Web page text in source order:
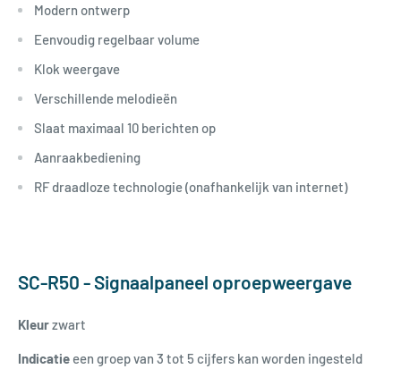
Modern ontwerp
Eenvoudig regelbaar volume
Klok weergave
Verschillende melodieën
Slaat maximaal 10 berichten op
Aanraakbediening
RF draadloze technologie (onafhankelijk van internet)
SC-R50 - Signaalpaneel oproepweergave
Kleurzwart
Indicatie een groep van 3 tot 5 cijfers kan worden ingesteld